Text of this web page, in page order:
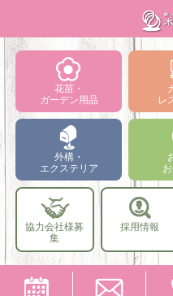
花苗・
ガーデン用品
レ
外構・
エクステリア
協力会社様募
集
採用情報